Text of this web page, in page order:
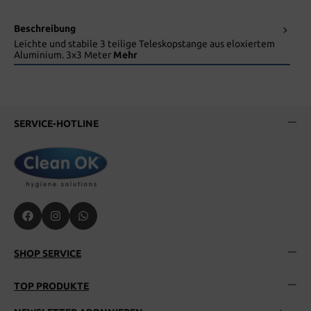
Beschreibung
Leichte und stabile 3 teilige Teleskopstange aus eloxiertem
Aluminium. 3x3 Meter Mehr
SERVICE-HOTLINE
SHOP SERVICE
TOP PRODUKTE